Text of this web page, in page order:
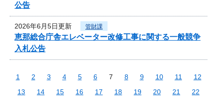
公告
2026年6月5日更新 管財課
恵那総合庁舎エレベーター改修工事に関する一般競争
入札公告
1 2 3 4 5 6 7 8 9 10 11
12
13
14 15 16 17 18 19 20 21
22